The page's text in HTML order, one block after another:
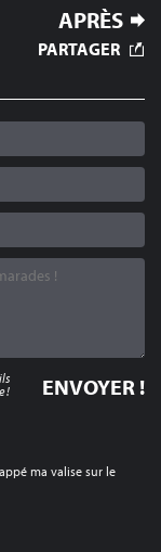
APRÈS
PARTAGER
ma valise sur le
!